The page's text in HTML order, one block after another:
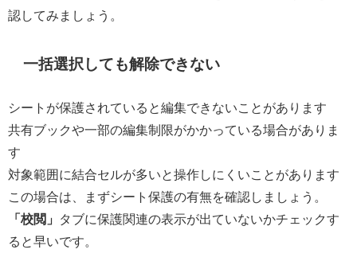
認してみましょう。
一括選択しても解除できない
シートが保護されていると編集できないことがあります
共有ブックや一部の編集制限がかかっている場合がありま
す
対象範囲に結合セルが多いと操作しにくいことがあります
この場合は、まずシート保護の有無を確認しましょう。
「校閲」
タブに保護関連の表示が出ていないかチェックす
ると早いです。